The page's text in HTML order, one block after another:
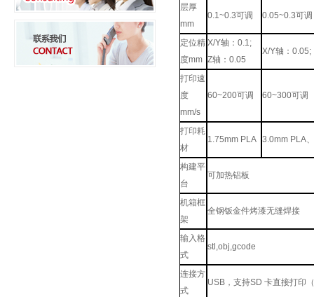
层厚
mm
0.1~0.3可调 0.05~0.3可调
定位精
度mm
X/Y轴：0.1;
Z轴：0.05
X/Y轴：
打印速
度
mm/s
60~200可调 60~300可调
打印耗
材
1.75mm PLA 3.0mm PLA
构建平
台
可加热铝板
机箱框
架
全钢钣金件烤漆无缝焊接
输入格
式
stl,obj,gcode
连接方
式
USB ，支持SD卡直接打印